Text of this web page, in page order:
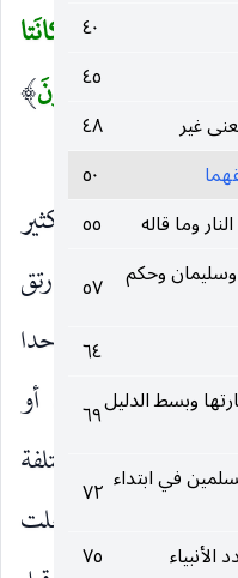
٤٠
٤٥
غير
٤٨
٥٠
وما قاله
٥٥
وحكم ٥٧
٦٤
وبسط الدليل٦٩
في ابتداء ٧٢
٧٥
وَالْأَرْضَ كانَتا
شَيْءٍ حَيٍّ أَفَلا يُؤْمِنُونَ)
يعلموا ، وقرأ ابن كثير
رَتْقاً ذات رتق
أي كانتا شيئا واحدا
والتمييز ، أو
المختلفة
واحدة فجعلت